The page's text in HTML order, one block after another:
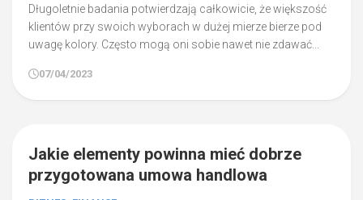
Długoletnie badania potwierdzają całkowicie, że większość
klientów przy swoich wyborach w dużej mierze bierze pod
uwagę kolory. Często mogą oni sobie nawet nie zdawać...
07/04/2023
Jakie elementy powinna mieć dobrze
przygotowana umowa handlowa